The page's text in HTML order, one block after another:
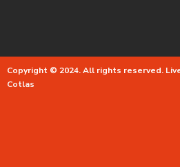
Copyright © 2024. All rights reserved.
Cotlas